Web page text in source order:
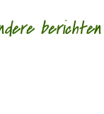
berichten